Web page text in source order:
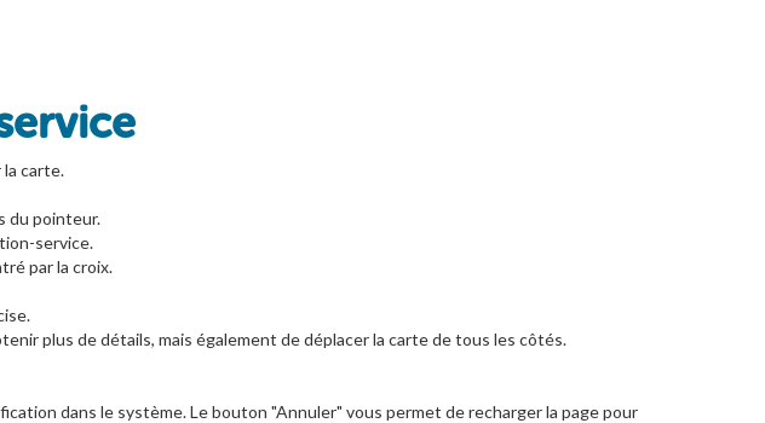
carte.
du pointeur.
service.
par la croix.
plus de détails, mais également de déplacer la carte de tous les côtés.
dans le système. Le bouton "Annuler" vous permet de recharger la page pour